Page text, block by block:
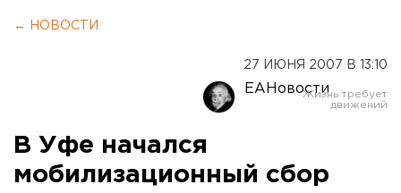
← НОВОСТИ
27 ИЮНЯ 2007 В 13:10
ЕАНовости
В Уфе начался
мобилизационный сбор